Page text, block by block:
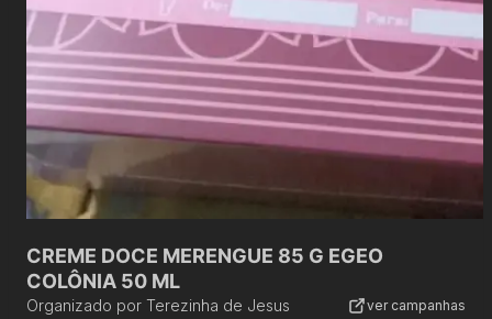
CREME DOCE MERENGUE 85 G EGEO
COLÔNIA 50 ML
Organizado por Terezinha de Jesus ver campanhas